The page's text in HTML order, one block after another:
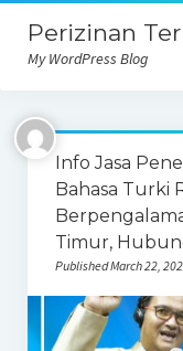
Perizinan
My WordPress Blog
Info Jasa
Bahasa Turki
Timur,
Published March 22,